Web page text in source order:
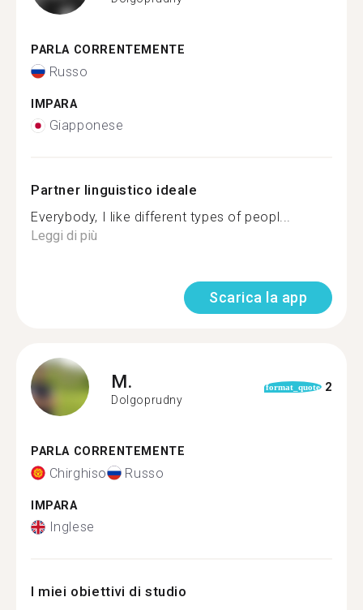
PARLA CORRENTEMENTE
Russo
IMPARA
Giapponese
Partner linguistico ideale
Everybody, I like different types of peopl...
Leggi di più
Scarica la app
M.
Dolgoprudny
format_quote 2
PARLA CORRENTEMENTE
Chirghiso Russo
IMPARA
Inglese
I miei obiettivi di studio